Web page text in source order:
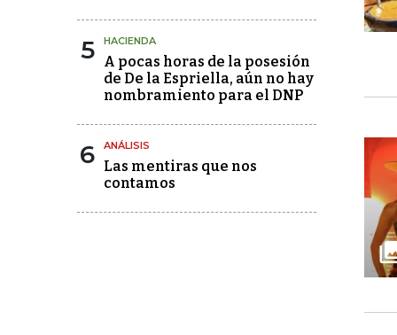
5 HACIENDA
A pocas horas de la posesión
de De la Espriella, aún no hay
nombramiento para el DNP
6 ANÁLISIS
Las mentiras que nos
contamos